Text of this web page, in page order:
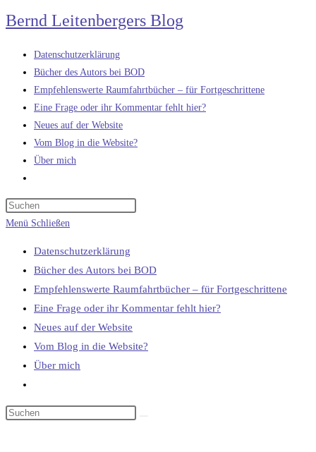
Zum
Inhalt
springen
Bernd Leitenbergers Blog
Datenschutzerklärung
Bücher des Autors bei BOD
Empfehlenswerte Raumfahrtbücher – für Fortgeschrittene
Eine Frage oder ihr Kommentar fehlt hier?
Neues auf der Website
Vom Blog in die Website?
Über mich
umschalten
Menü Schließen
Datenschutzerklärung
Bücher des Autors bei BOD
Empfehlenswerte Raumfahrtbücher – für Fortgeschrittene
Eine Frage oder ihr Kommentar fehlt hier?
Neues auf der Website
Vom Blog in die Website?
Über mich
umschalten